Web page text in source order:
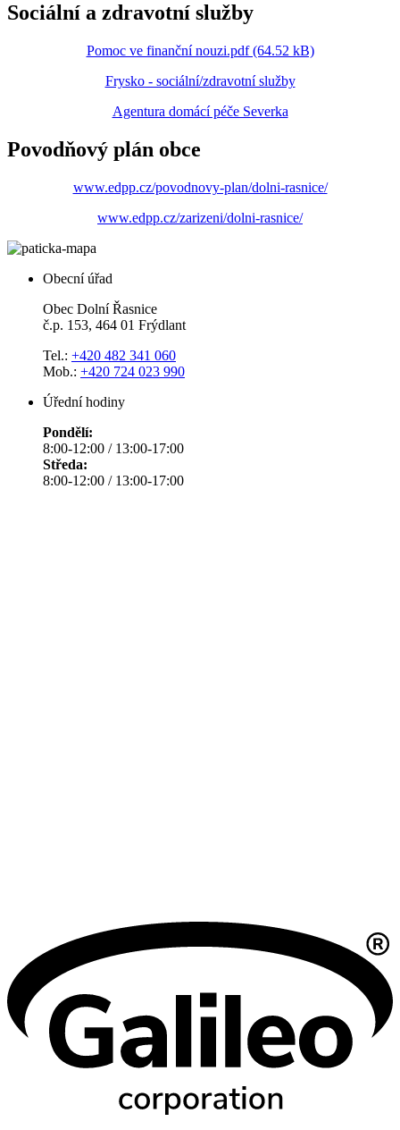
Sociální a zdravotní služby
Pomoc ve finanční nouzi.pdf (64.52 kB)
Frysko - sociální/zdravotní služby
Agentura domácí péče Severka
Povodňový plán obce
www.edpp.cz/povodnovy-plan/dolni-rasnice/
www.edpp.cz/zarizeni/dolni-rasnice/
Obecní úřad
Obec Dolní Řasnice
č.p. 153, 464 01 Frýdlant
Tel.: +420 482 341 060
Mob.: +420 724 023 990
Úřední hodiny
Pondělí:
8:00-12:00 / 13:00-17:00
Středa:
8:00-12:00 / 13:00-17:00